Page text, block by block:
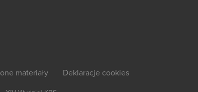
materiały Deklaracje cookies